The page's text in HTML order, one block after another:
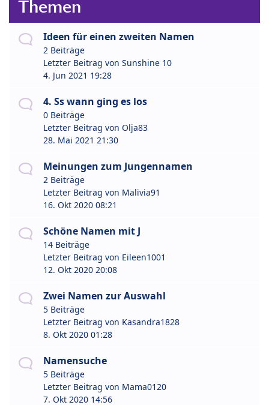
Themen
Ideen für einen zweiten Namen
2 Beiträge
Letzter Beitrag von Sunshine 10
4. Jun 2021 19:28
4. Ss wann ging es los
0 Beiträge
Letzter Beitrag von Olja83
28. Mai 2021 21:30
Meinungen zum Jungennamen
2 Beiträge
Letzter Beitrag von Malivia91
16. Okt 2020 08:21
Schöne Namen mit J
14 Beiträge
Letzter Beitrag von Eileen1001
12. Okt 2020 20:08
Zwei Namen zur Auswahl
5 Beiträge
Letzter Beitrag von Kasandra1828
8. Okt 2020 01:28
Namensuche
5 Beiträge
Letzter Beitrag von Mama0120
7. Okt 2020 14:56